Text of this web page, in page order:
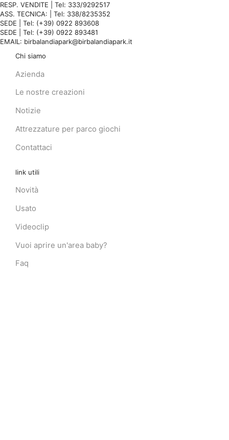
RESP. VENDITE | Tel: 333/9292517
ASS. TECNICA: | Tel: 338/8235352
SEDE | Tel: (+39) 0922 893608
SEDE | Tel: (+39) 0922 893481
EMAIL: birbalandiapark@birbalandiapark.it
Chi siamo
Azienda
Le nostre creazioni
Notizie
Attrezzature per parco giochi
Contattaci
link utili
Novità
Usato
Videoclip
Vuoi aprire un'area baby?
Faq